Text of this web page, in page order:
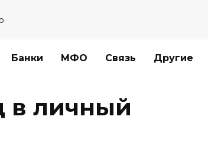
Банки МФО Связь Другие
в личный